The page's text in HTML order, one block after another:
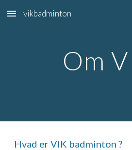
Skip to main content
vikbadminton
Om
Hvad er VIK badminton ?